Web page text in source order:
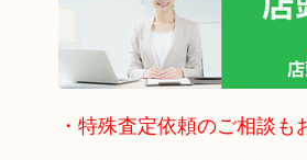
・特殊査定依頼のご相談も